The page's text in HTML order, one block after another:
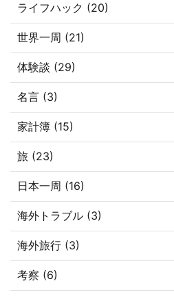
ライフハック (20)
世界一周 (21)
体験談 (29)
名言 (3)
家計簿 (15)
旅 (23)
日本一周 (16)
海外トラブル (3)
海外旅行 (3)
考察 (6)